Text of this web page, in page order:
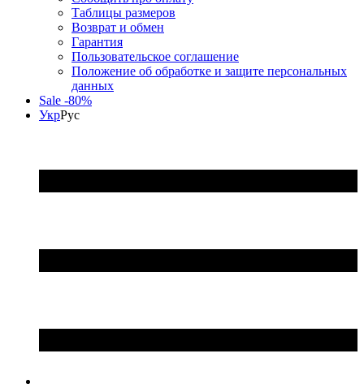
Таблицы размеров
Возврат и обмен
Гарантия
Пользовательское соглашение
Положение об обработке и защите персональных
данных
Sale -80%
УкрРус